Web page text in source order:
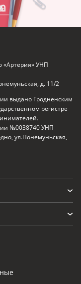
«Артерия» УНП
д. 11/2
выдано Гродненским
регистре
№0038740 УНП
ул.Понемуньская,